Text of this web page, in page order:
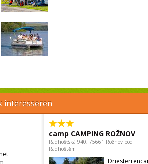
interesseren
camp CAMPING ROŽNOV
Radhošťská 940, 75661 Rožnov pod
Radhoštěm